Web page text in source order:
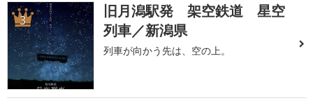
3
旧月潟駅発 架空鉄道 星空
列車／新潟県
列車が向かう先は、空の上。